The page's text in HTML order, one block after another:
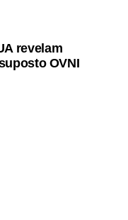
revelam
OVNI